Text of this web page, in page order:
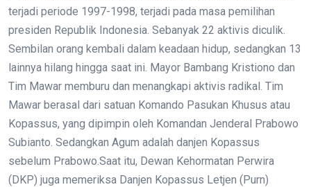
terjadi periode 1997-1998, terjadi pada masa pemilihan
presiden Republik Indonesia. Sebanyak 22 aktivis diculik.
Sembilan orang kembali dalam keadaan hidup, sedangkan 13
lainnya hilang hingga saat ini. Mayor Bambang Kristiono dan
Tim Mawar memburu dan menangkapi aktivis radikal. Tim
Mawar berasal dari satuan Komando Pasukan Khusus atau
Kopassus, yang dipimpin oleh Komandan Jenderal Prabowo
Subianto. Sedangkan Agum adalah danjen Kopassus
sebelum Prabowo.Saat itu, Dewan Kehormatan Perwira
(DKP) juga memeriksa Danjen Kopassus Letjen (Purn)